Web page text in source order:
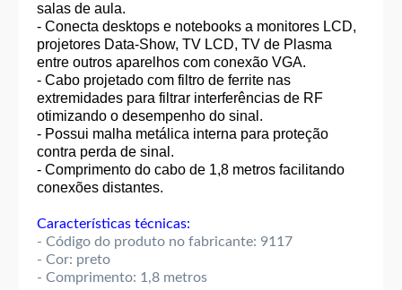
salas de aula.
- Conecta desktops e notebooks a monitores LCD,
projetores Data-Show, TV LCD, TV de Plasma
entre outros aparelhos com conexão VGA.
- Cabo projetado com filtro de ferrite nas
extremidades para filtrar interferências de RF
otimizando o desempenho do sinal.
- Possui malha metálica interna para proteção
contra perda de sinal.
- Comprimento do cabo de 1,8 metros facilitando
conexões distantes.
Características técnicas:
- Código do produto no fabricante: 9117
- Cor: preto
- Comprimento: 1,8 metros